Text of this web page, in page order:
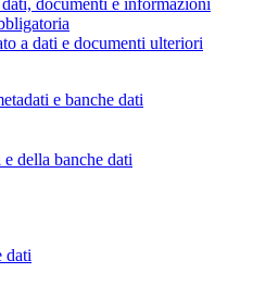
a dati e documenti ulteriori
e banche dati
della banche dati
dati